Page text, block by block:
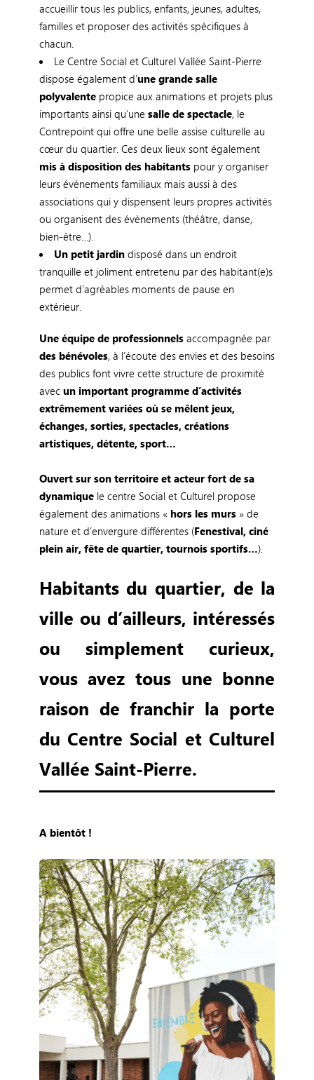
accueillir tous les publics, enfants, jeunes, adultes,
familles et proposer des activités spécifiques à
chacun.
Le Centre Social et Culturel Vallée Saint-Pierre
dispose également d’une grande salle
polyvalentepropice aux animations et projets plus
importants ainsi qu’une salle de spectacle, le
Contrepoint qui offre une belle assise culturelle au
cœur du quartier. Ces deux lieux sont également
mis à disposition des habitantspour y organiser
leurs événements familiaux mais aussi à des
associations qui y dispensent leurs propres activités
ou organisent des évènements (théâtre, danse,
bien-être…).
Un petit jardindisposé dans un endroit
tranquille et joliment entretenu par des habitant(e)s
permet d’agréables moments de pause en
extérieur.
Une équipe de professionnelsaccompagnée par
des bénévoles, à l’écoute des envies et des besoins
des publics font vivre cette structure de proximité
avec un important programme d’activités
extrêmement variées où se mêlent jeux,
échanges, sorties, spectacles, créations
artistiques, détente, sport…
Ouvert sur son territoire et acteur fort de sa
dynamiquele centre Social et Culturel propose
également des animations «hors les murs » de
nature et d’envergure différentes (Fenestival, ciné
plein air, fête de quartier, tournois sportifs…).
Habitants du quartier, de la
ville ou d’ailleurs, intéressés
ou simplement curieux,
vous avez tous une bonne
raison de franchir la porte
du Centre Social et Culturel
Vallée Saint-Pierre.
A bientôt !